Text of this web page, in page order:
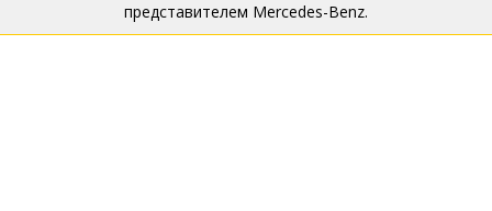
представителем Mercedes-Benz.